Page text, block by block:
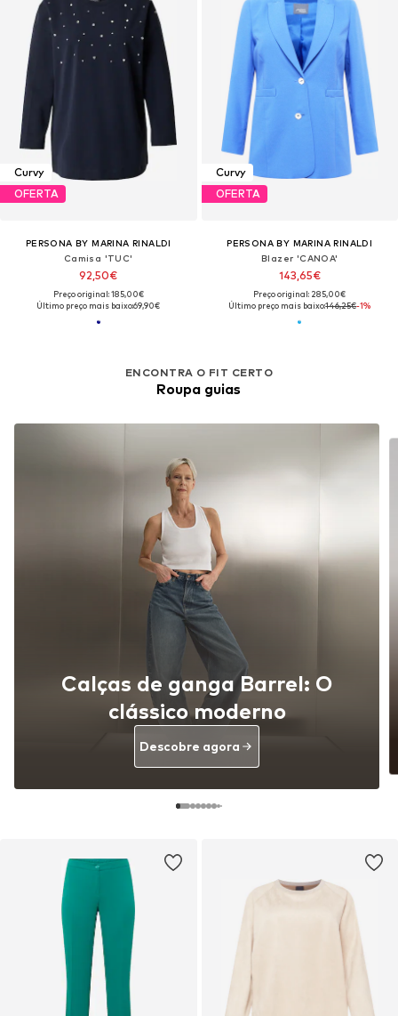
Curvy
OFERTA
PERSONA BY MARINA RINALDI
Camisa 'TUC'
92,50€
Preço original: 185,00€
Último preço mais baixo:69,90€
Curvy
OFERTA
PERSONA BY MARINA RINALDI
Blazer 'CANOA'
143,65€
Preço original: 285,00€
Último preço mais baixo:146,25€-1%
ENCONTRA O FIT CERTO
Roupa guias
Calças de ganga Barrel: O
clássico moderno
Descobre agora